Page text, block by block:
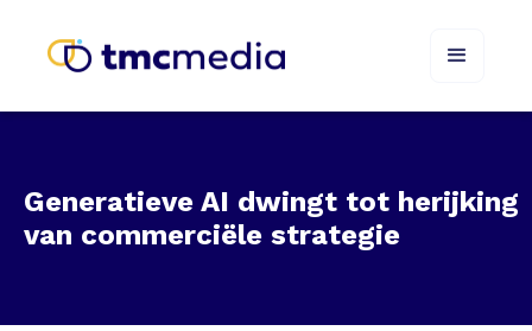
Generatieve AI dwingt tot herijking
van commerciële strategie